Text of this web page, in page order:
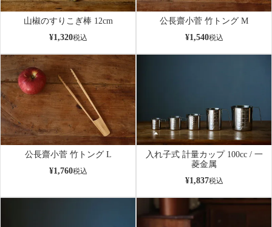
山椒のすりこぎ棒 12cm
¥1,320税込
公長齋小菅 竹トング M
¥1,540税込
公長齋小菅 竹トング L
¥1,760税込
入れ子式 計量カップ 100cc / 一
菱金属
¥1,837税込